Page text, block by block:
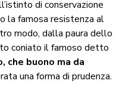
di conservazione
la famosa resistenza al
modo, dalla paura dello
coniato il famoso detto
che buono ma da
una forma di prudenza.